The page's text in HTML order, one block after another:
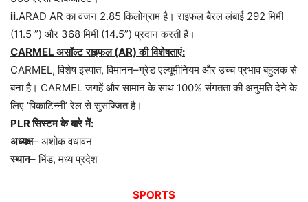
ii.ARAD ARका वजन 2.85किलोग्राम है। राइफल बैरल लंबाई 292मिमी
(11.5 ”) और 368मिमी(14.5”)प्रदान करती है।
CARMEL असॉल्ट राइफल(AR)की विशेषताएं:
CARMEL,विशेष इस्पात,विमानन–ग्रेड एल्यूमीनियम और उच्च प्रभाव बहुलक से
बना है। CARMELजगहें और सामान के साथ 100%संगतता की अनुमति देने के
लिए ‘पिकाटिन्नी’रेल से सुसज्जित है।
PLRसिस्टम के बारे में:
अध्यक्ष– अशोक वधावन
स्थान–भिंड,मध्य प्रदेश
SPORTS